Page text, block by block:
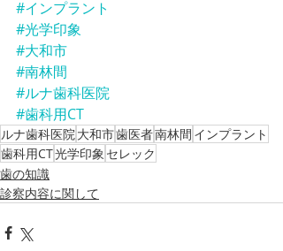
#インプラント
#光学印象
#大和市
#南林間
#ルナ歯科医院
#歯科用CT
ルナ歯科医院大和市歯医者南林間 インプラント
歯科用CT光学印象 セレック
歯の知識
診察内容に関して